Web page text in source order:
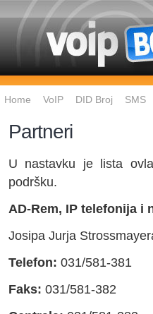
Home VoIP DID Broj SMS
Partneri
U nastavku je lista
podršku.
AD-Rem, IP telefonija i
Josipa Jurja
Telefon: 031/581-381
Faks: 031/581-382